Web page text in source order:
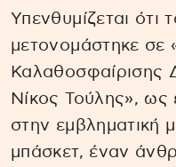
Υπενθυμίζεται ότι
μετονομάστηκε σε
Καλαθοσφαίρισης
Νίκος Τούλης», ως
στην εμβληματική
μπάσκετ, έναν